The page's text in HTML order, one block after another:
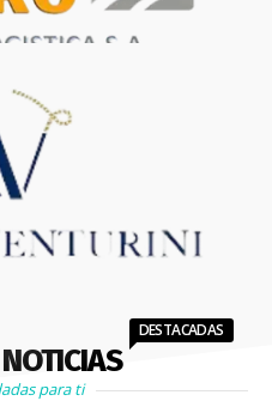
DESTACADAS
para ti